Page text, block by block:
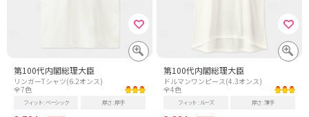
第100代内閣総理大臣
リンガーTシャツ(6.2オンス)
全7色
フィット ベーシック 厚さ 厚手
第100代内閣総理大臣
ドルマンワンピース(4.3オンス)
全4色
フィット ルーズ 厚さ 薄手